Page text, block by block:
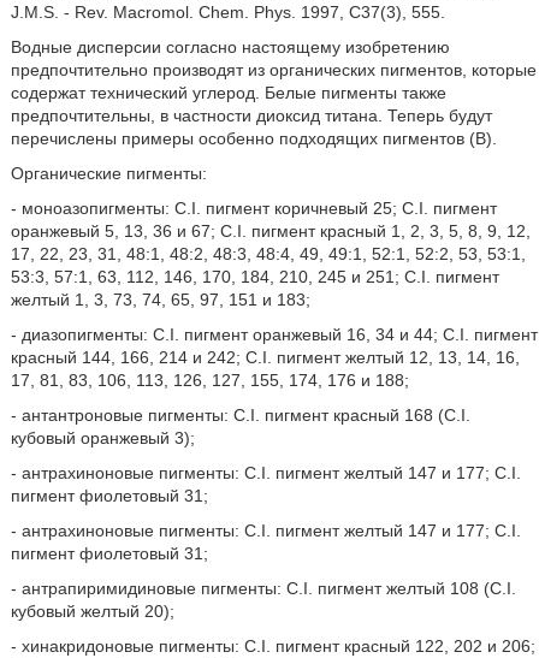
J.M.S. - Rev. Macromol. Chem. Phys. 1997, C37(3), 555.
Водные дисперсии согласно настоящему изобретению
предпочтительно производят из органических пигментов, которые
содержат технический углерод. Белые пигменты также
предпочтительны, в частности диоксид титана. Теперь будут
перечислены примеры особенно подходящих пигментов (B).
Органические пигменты:
- моноазопигменты: C.I. пигмент коричневый 25; C.I. пигмент
оранжевый 5, 13, 36 и 67; C.I. пигмент красный 1, 2, 3, 5, 8, 9, 12,
17, 22, 23, 31, 48:1, 48:2, 48:3, 48:4, 49, 49:1, 52:1, 52:2, 53, 53:1,
53:3, 57:1, 63, 112, 146, 170, 184, 210, 245 и 251; C.I. пигмент
желтый 1, 3, 73, 74, 65, 97, 151 и 183;
- диазопигменты: C.I. пигмент оранжевый 16, 34 и 44; C.I. пигмент
красный 144, 166, 214 и 242; C.I. пигмент желтый 12, 13, 14, 16,
17, 81, 83, 106, 113, 126, 127, 155, 174, 176 и 188;
- антантроновые пигменты: C.I. пигмент красный 168 (C.I.
кубовый оранжевый 3);
- антрахиноновые пигменты: C.I. пигмент желтый 147 и 177; C.I.
пигмент фиолетовый 31;
- антрахиноновые пигменты: C.I. пигмент желтый 147 и 177; C.I.
пигмент фиолетовый 31;
- антрапиримидиновые пигменты: C.I. пигмент желтый 108 (C.I.
кубовый желтый 20);
- хинакридоновые пигменты: C.I. пигмент красный 122, 202 и 206;